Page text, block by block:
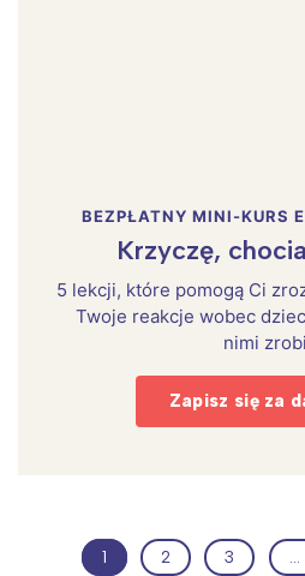
BEZPŁATNY MINI-KURS
Krzyczę,
5 lekcji, które pomogą Ci
Twoje reakcje wobec
nimi
Zapisz się za
1 2 3 …